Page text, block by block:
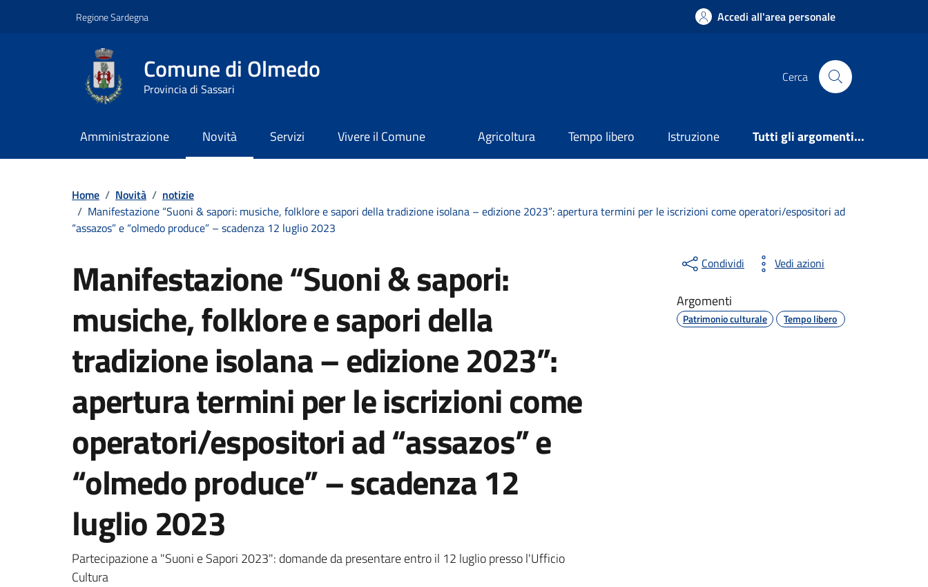
Regione Sardegna Accedi all'area personale
Comune di Olmedo
Provincia di Sassari
Cerca
Amministrazione Novità Servizi Vivere il Comune Agricoltura Tempo libero Istruzione Tutti gli argomenti...
Home / Novità / notizie
/ Manifestazione “Suoni & sapori: musiche, folklore e sapori della tradizione isolana – edizione 2023”: apertura termini per le iscrizioni come operatori/espositori ad
“assazos” e “olmedo produce” – scadenza 12 luglio 2023
Manifestazione “Suoni & sapori:
musiche, folklore e sapori della
tradizione isolana – edizione 2023”:
apertura termini per le iscrizioni come
operatori/espositori ad “assazos” e
“olmedo produce” – scadenza 12
luglio 2023
Dettagli della notizia
Partecipazione a "Suoni e Sapori 2023": domande da presentare entro il 12 luglio presso l'Ufficio
Cultura
Condividi Vedi azioni
Argomenti
Patrimonio culturale Tempo libero